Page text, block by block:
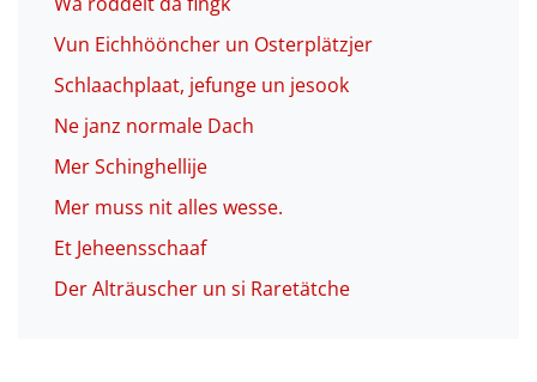
Vun Eichhööncher un Osterplätzjer
Schlaachplaat, jefunge un jesook
Ne janz normale Dach
Mer Schinghellije
Mer muss nit alles wesse.
Et Jeheensschaaf
Der Alträuscher un si Raretätche